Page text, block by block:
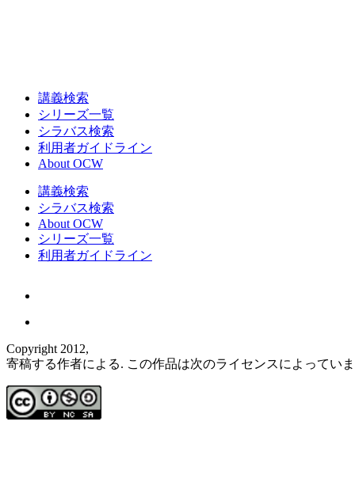
講義検索
シリーズ一覧
シラバス検索
利用者ガイドライン
About OCW
講義検索
シラバス検索
About OCW
シリーズ一覧
利用者ガイドライン
Copyright 2012,
寄稿する作者による. この作品は次のライセンスによってい